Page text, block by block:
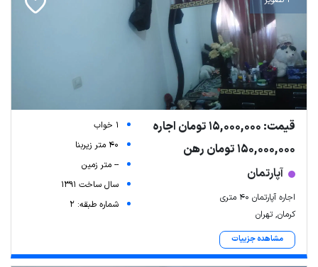
قیمت: 15,000,000 تومان اجاره
150,000,000 تومان رهن
آپارتمان
اجاره آپارتمان ۴۰ متری
کرمان, تهران
مشاهده جزییات
1 خواب
40 متر زیربنا
-- متر زمین
سال ساخت 1391
شماره طبقه: 2